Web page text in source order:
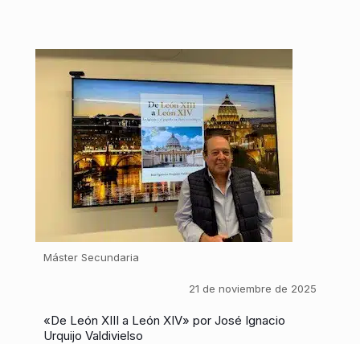
Máster Secundaria
21 de noviembre de 2025
«De León XIII a León XIV» por José Ignacio
Urquijo Valdivielso